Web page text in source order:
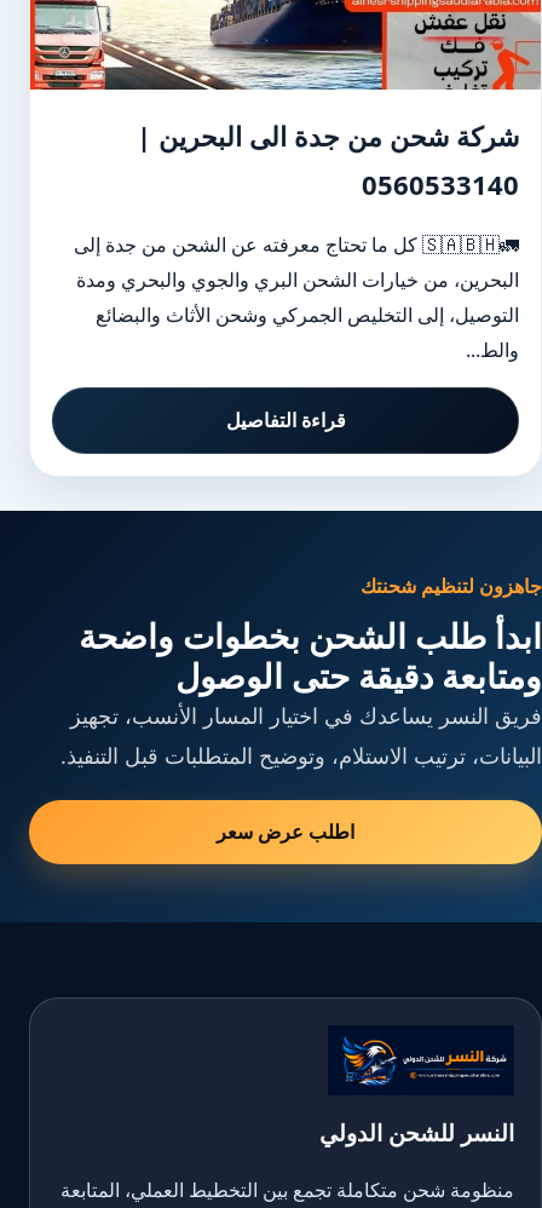
شركة شحن من جدة الى البحرين |
0560533140
🚛🇸🇦🇧🇭 كل ما تحتاج معرفته عن الشحن من جدة إلى
البحرين، من خيارات الشحن البري والجوي والبحري ومدة
التوصيل، إلى التخليص الجمركي وشحن الأثاث والبضائع
والط...
قراءة التفاصيل
جاهزون لتنظيم شحنتك
ابدأ طلب الشحن بخطوات واضحة
ومتابعة دقيقة حتى الوصول
فريق النسر يساعدك في اختيار المسار الأنسب، تجهيز
البيانات، ترتيب الاستلام، وتوضيح المتطلبات قبل التنفيذ.
اطلب عرض سعر
النسر للشحن الدولي
منظومة شحن متكاملة تجمع بين التخطيط العملي، المتابعة